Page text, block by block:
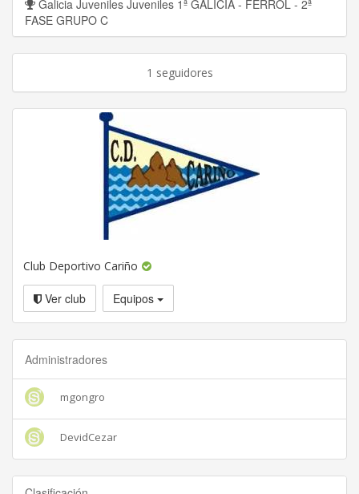
Galicia Juveniles Juveniles 1ª GALICIA - FERROL - 2ª
FASE GRUPO C
1 seguidores
Club Deportivo Cariño
Ver club Equipos
Administradores
mgongro
DevidCezar